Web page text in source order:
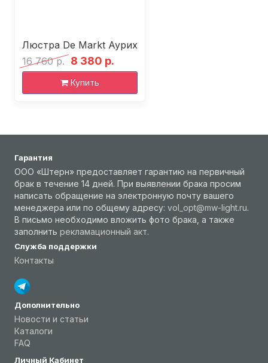
Люстра De Markt Аурих
16 760 р. 8 380 р.
Купить
Гарантия
ООО «Штерн» предоставляет гарантию на первичный
брак в течение 14 дней. При выявлении брака просим
написать обращение на электронную почту вашего
менеджера или по общему адресу: vol_opt@mw-light.ru.
В письмо необходимо вложить фото брака, а также
заполнить рекламационный акт.
Служба поддержки
Контакты
Дополнительно
Новости и статьи
Каталоги
FAQ
Личный Кабинет